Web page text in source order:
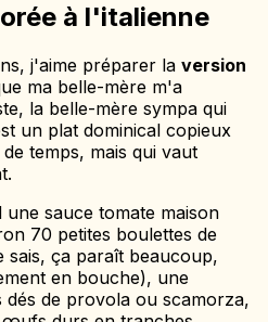
à l'italienne
j'aime préparer la version
ma belle-mère m'a
la belle-mère sympa qui
un plat dominical copieux
temps, mais qui vaut
sauce tomate maison
70 petites boulettes de
sais, ça paraît beaucoup,
en bouche), une
dés de provola ou scamorza,